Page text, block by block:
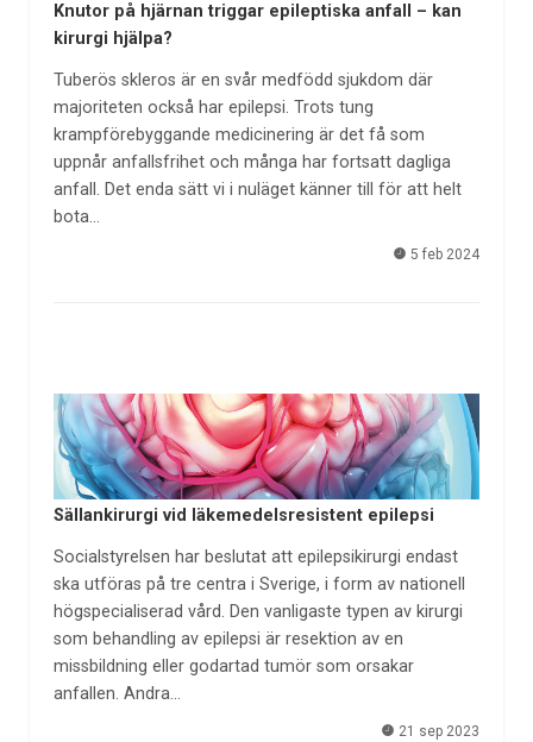
Knutor på hjärnan triggar epileptiska anfall – kan
kirurgi hjälpa?
Tuberös skleros är en svår medfödd sjukdom där
majoriteten också har epilepsi. Trots tung
krampförebyggande medicinering är det få som
uppnår anfallsfrihet och många har fortsatt dagliga
anfall. Det enda sätt vi i nuläget känner till för att helt
bota…
5 feb 2024
Sällankirurgi vid läkemedelsresistent epilepsi
Socialstyrelsen har beslutat att epilepsikirurgi endast
ska utföras på tre centra i Sverige, i form av nationell
högspecialiserad vård. Den vanligaste typen av kirurgi
som behandling av epilepsi är resektion av en
missbildning eller godartad tumör som orsakar
anfallen. Andra…
21 sep 2023